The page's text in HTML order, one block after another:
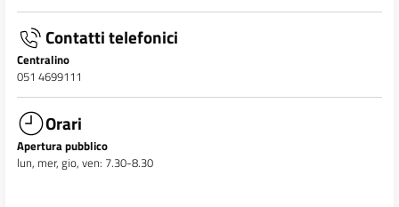
Contatti telefonici
Centralino
051 4699111
Orari
Apertura pubblico
lun, mer, gio, ven: 7.30-8.30